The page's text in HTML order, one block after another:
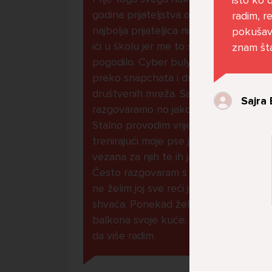
godina prijateljstva ostavila me
najbolja prijateljica nisam htjela
ići u školu jer me to sve jako
pogodilo. Cyber bulyala me
preko snapchata i drugih drugih
društvenih mreža. Sad opet
razgovaramo no jako teško.
Stalno provodim vrijeme učeći ili
trenirajući moje pse jako sam
vezana za njih te ih jako volim
Često razgovaram s mamom no
ne želim joj sve reći jer me ne
shvaća. Ponekad želim skočiti sa
balkona svoje kuće. Neznam što
da više radim.
radim,
znam
Sajra